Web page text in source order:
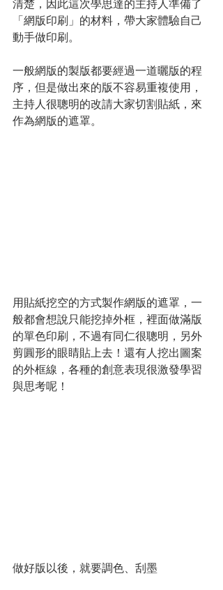
清楚，因此這次學思達的主持人準備了
「網版印刷」的材料，帶大家體驗自己
動手做印刷。
一般網版的製版都要經過一道曬版的程
序，但是做出來的版不容易重複使用，
主持人很聰明的改請大家切割貼紙，來
作為網版的遮罩。
用貼紙挖空的方式製作網版的遮罩，一
般都會想說只能挖掉外框，裡面做滿版
的單色印刷，不過有同仁很聰明，另外
剪圓形的眼睛貼上去！還有人挖出圖案
的外框線，各種的創意表現很激發學習
與思考呢！
做好版以後，就要調色、刮墨